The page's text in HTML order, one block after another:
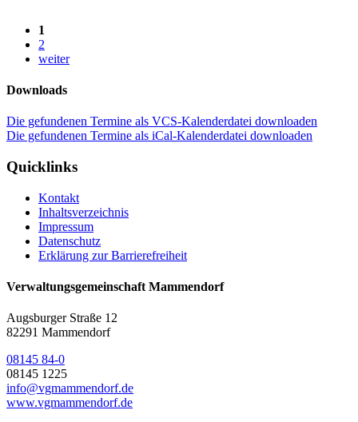
1
2
weiter
Downloads
Die gefundenen Termine als VCS-Kalenderdatei downloaden
Die gefundenen Termine als iCal-Kalenderdatei downloaden
Quicklinks
Kontakt
Inhaltsverzeichnis
Impressum
Datenschutz
Erklärung zur Barrierefreiheit
Verwaltungsgemeinschaft Mammendorf
Augsburger Straße 12
82291 Mammendorf
08145 84-0
08145 1225
info@vgmammendorf.de
www.vgmammendorf.de